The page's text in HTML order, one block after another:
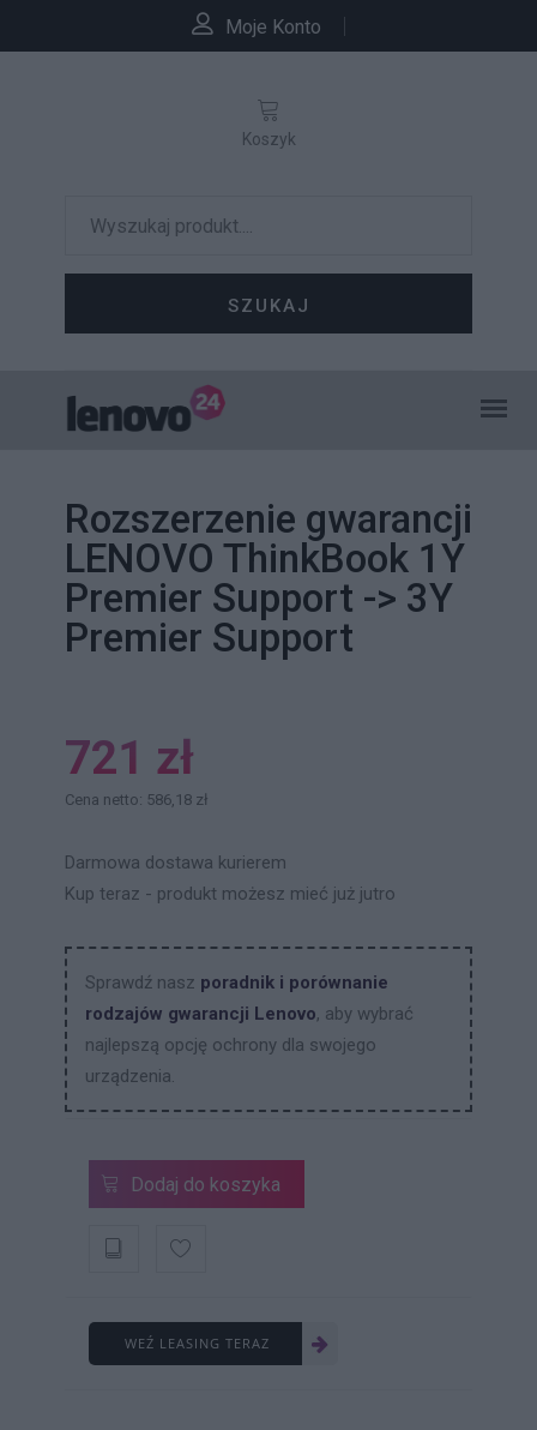
Moje Konto
SZUKAJ
Koszyk
Rozszerzenie gwarancji
LENOVO ThinkBook 1Y
Premier Support -> 3Y
Premier Support
721 zł
Cena netto: 586,18 zł
Darmowa dostawa kurierem
Kup teraz - produkt możesz mieć już jutro
Sprawdź nasz poradnik i porównanie
rodzajów gwarancji Lenovo, aby wybrać
najlepszą opcję ochrony dla swojego
urządzenia.
Dodaj do koszyka
WEŹ LEASING TERAZ